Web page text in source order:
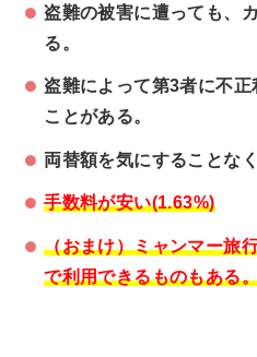
盗難の被害に遭っても、
る。
盗難によって第3者に不
ことがある。
両替額を気にすることな
手数料が安い(1.63%)
（おまけ）ミャンマー旅
で利用できるものもある